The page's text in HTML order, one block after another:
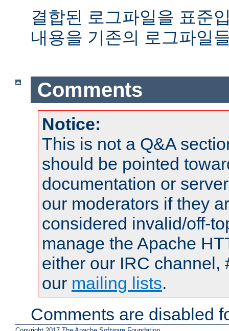
결합된 로그파일을 표준
내용을 기존의 로그파일
Comments
Notice:
This is not a Q&A
should be pointed
documentation or
our moderators if they
considered invalid/off-
manage the Apache
either our IRC channel,
our mailing lists.
Comments are disabled